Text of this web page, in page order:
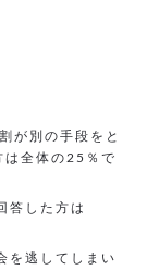
が別の手段をと
は全体の25％で
答した方は
を逃してしまい